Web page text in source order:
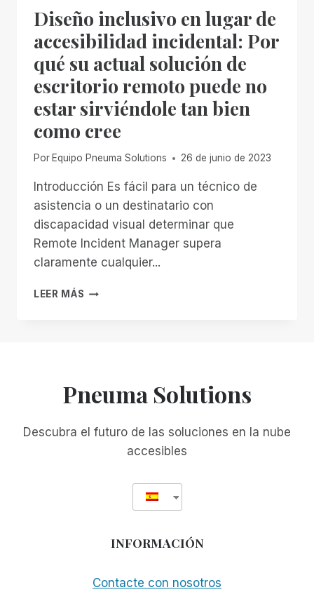
Diseño inclusivo en lugar de
accesibilidad incidental: Por
qué su actual solución de
escritorio remoto puede no
estar sirviéndole tan bien
como cree
Por Equipo Pneuma Solutions 26 de junio de 2023
Introducción Es fácil para un técnico de
asistencia o un destinatario con
discapacidad visual determinar que
Remote Incident Manager supera
claramente cualquier...
LEER MÁS DISEÑO
POR
ACTUAL
SOLUCIÓN
ESCRITORIO
ESTAR
BIEN
Pneuma Solutions
Descubra el futuro de las soluciones en la nube
accesibles
INFORMACIÓN
Contacte con nosotros